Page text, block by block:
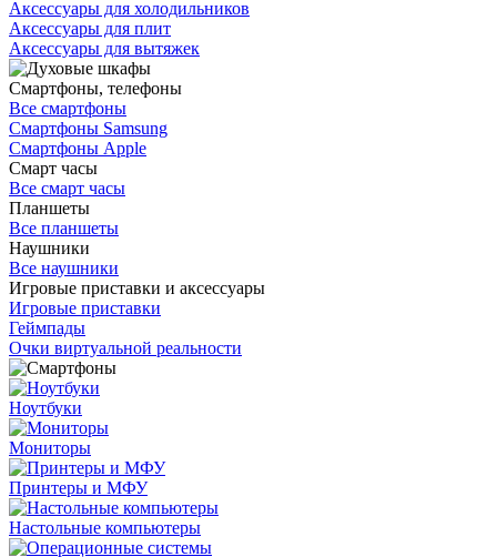
Аксессуары для холодильников
Аксессуары для плит
Аксессуары для вытяжек
Смартфоны, телефоны
Все смартфоны
Смартфоны Samsung
Смартфоны Apple
Смарт часы
Все смарт часы
Планшеты
Все планшеты
Наушники
Все наушники
Игровые приставки и аксессуары
Игровые приставки
Геймпады
Очки виртуальной реальности
Ноутбуки
Мониторы
Принтеры и МФУ
Настольные компьютеры